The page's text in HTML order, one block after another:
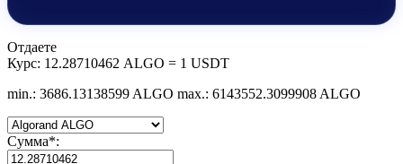
Отдаете
Курс: 12.28710462 ALGO = 1 USDT
min.: 3686.13138599 ALGO max.: 6143552.3099908 ALGO
Сумма*: